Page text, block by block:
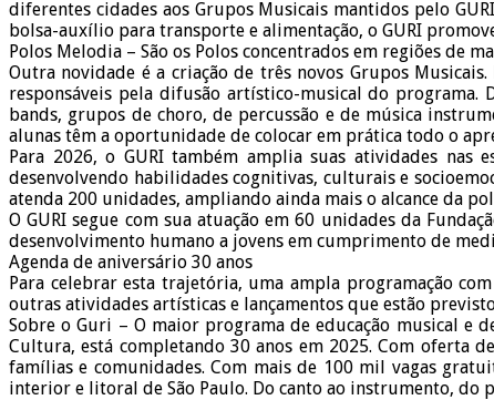
diferentes cidades aos Grupos Musicais mantidos pelo
bolsa-auxílio para transporte e alimentação, o GURI
Polos Melodia – São os Polos concentrados em regiões de
Outra novidade é a criação de três novos Grupos
responsáveis pela difusão artístico-musical do programa.
bands, grupos de choro, de percussão e de música
alunas têm a oportunidade de colocar em prática todo o
Para 2026, o GURI também amplia suas atividades
desenvolvendo habilidades cognitivas, culturais e
atenda 200 unidades, ampliando ainda mais o alcance da
O GURI segue com sua atuação em 60 unidades da
desenvolvimento humano a jovens em cumprimento de
Agenda de aniversário 30 anos
Para celebrar esta trajetória, uma ampla programação
outras atividades artísticas e lançamentos que estão
Sobre o Guri – O maior programa de educação musical e
Cultura, está completando 30 anos em 2025. Com oferta
famílias e comunidades. Com mais de 100 mil vagas
interior e litoral de São Paulo. Do canto ao instrumento, do